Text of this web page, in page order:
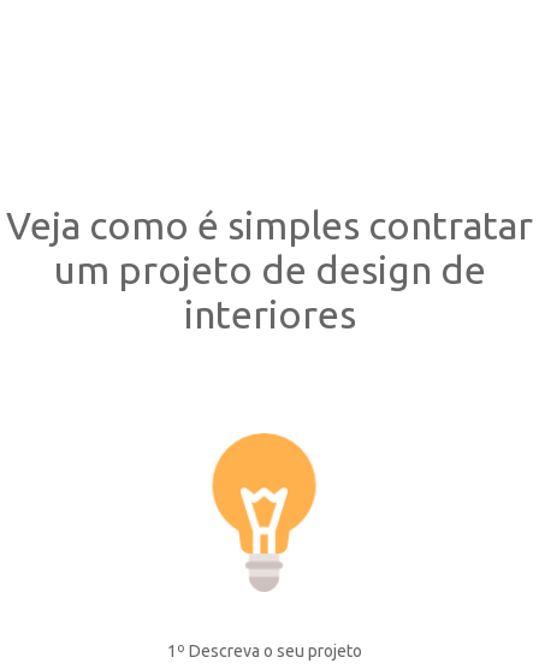
Veja como é simples contratar
um projeto de design de
interiores
1º Descreva o seu projeto